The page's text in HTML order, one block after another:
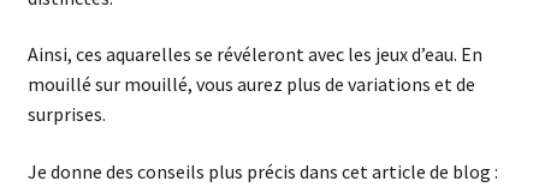
Ainsi, ces aquarelles se révéleront avec les jeux d’eau. En
mouillé sur mouillé, vous aurez plus de variations et de
surprises.
Je donne des conseils plus précis dans cet article de blog :